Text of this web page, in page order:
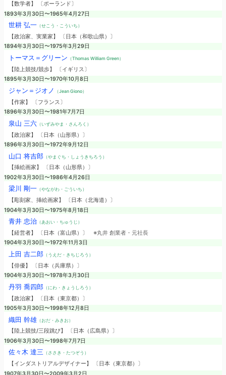
【数学者】 〔ポーランド〕
1893年3月30日〜1965年4月27日
世耕 弘一（せこう・こういち）
【政治家、実業家】 〔日本（和歌山県）〕
1894年3月30日〜1975年3月29日
トーマス＝グリーン （Thomas William Green）
【陸上競技/競歩】 〔イギリス〕
1895年3月30日〜1970年10月8日
ジャン＝ジオノ （Jean Giono）
【作家】 〔フランス〕
1896年3月30日〜1981年7月7日
泉山 三六（いずみやま・さんろく）
【政治家】 〔日本（山形県）〕
1896年3月30日〜1972年9月12日
山口 将吉郎（やまぐち・しょうきちろう）
【挿絵画家】 〔日本（山形県）〕
1902年3月30日〜1986年4月26日
梁川 剛一（やながわ・ごういち）
【彫刻家、挿絵画家】 〔日本（北海道）〕
1904年3月30日〜1975年8月18日
青井 忠治（あおい・ちゅうじ）
【経営者】 〔日本（富山県）〕 ※丸井 創業者・元社長
1904年3月30日〜1972年11月3日
上田 吉二郎（うえだ・きちじろう）
【俳優】 〔日本（兵庫県）〕
1904年3月30日〜1978年3月30日
丹羽 喬四郎（にわ・きょうしろう）
【政治家】 〔日本（東京都）〕
1905年3月30日〜1998年12月8日
織田 幹雄（おだ・みきお）
【陸上競技/三段跳び】 〔日本（広島県）〕
1906年3月30日〜1998年7月7日
佐々木 達三 （ささき・たつぞう）
【インダストリアルデザイナー】 〔日本（東京都）〕
1907年3月30日〜2009年3月2日